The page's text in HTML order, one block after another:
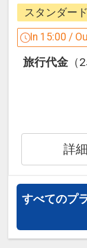
設定期間
30日
インターネ
ホテルで
【１４日
本プラン
申し込み
※早期申
（人数の
プラン・
更）があ
ご予約が
※取消料
消料対象
スタンダー
In 15:00 /
旅行代金
詳細
すべてのプ